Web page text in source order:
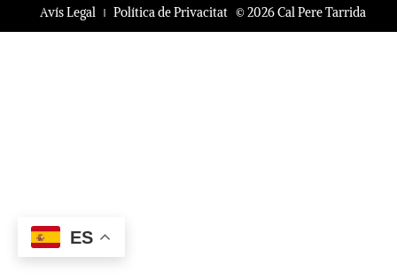
© 2026 Cal Pere Tarrida
Avís Legal Política de Privacitat
ES